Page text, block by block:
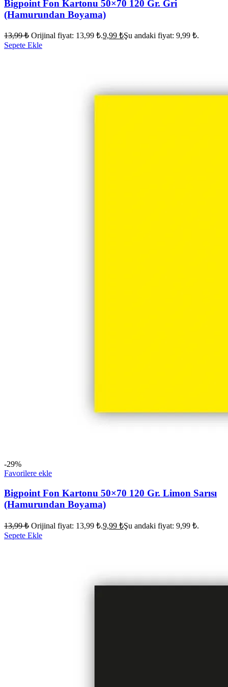
Bigpoint Fon Kartonu 50×70 120 Gr. Gri
(Hamurundan Boyama)
13,99₺ Orijinal fiyat: 13,99 ₺.9,99 ₺Şu andaki fiyat: 9,99 ₺.
Sepete Ekle
-29%
Favorilere ekle
Bigpoint Fon Kartonu 50×70 120 Gr. Limon Sarısı
(Hamurundan Boyama)
13,99₺ Orijinal fiyat: 13,99 ₺.9,99 ₺Şu andaki fiyat: 9,99 ₺.
Sepete Ekle